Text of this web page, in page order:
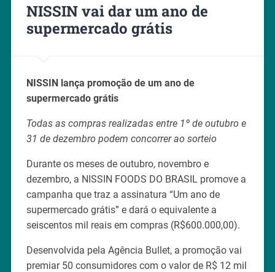
NISSIN vai dar um ano de
supermercado grátis
NISSIN lança promoção de um ano de
supermercado grátis
Todas as compras realizadas entre 1º de outubro e
31 de dezembro podem concorrer ao sorteio
Durante os meses de outubro, novembro e
dezembro, a NISSIN FOODS DO BRASIL promove a
campanha que traz a assinatura “Um ano de
supermercado grátis” e dará o equivalente a
seiscentos mil reais em compras (R$600.000,00).
Desenvolvida pela Agência Bullet, a promoção vai
premiar 50 consumidores com o valor de R$ 12 mil